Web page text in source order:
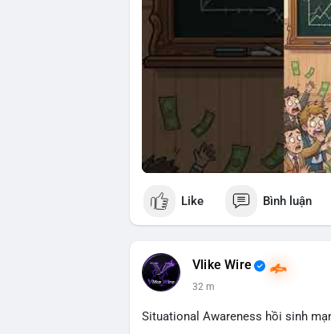
Like Bình luận
Vlike Wire
32 m
Situational Awareness hồi sinh